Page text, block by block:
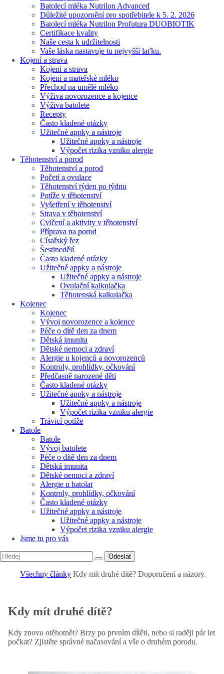
Batolecí mléka Nutrilon Advanced
Důležité upozornění pro spotřebitele k 5. 2. 2026
Batolecí mléka Nutrilon Profutura DUOBIOTIK
Certifikace kvality
Naše cesta k udržitelnosti
Vaše láska nastavuje tu nejvyšší laťku.
Kojení a strava
Kojení a strava
Kojení a mateřské mléko
Přechod na umělé mléko
Výživa novorozence a kojence
Výživa batolete
Recepty
Často kladené otázky
Užitečné appky a nástroje
Užitečné appky a nástroje
Výpočet rizika vzniku alergie
Těhotenství a porod
Těhotenství a porod
Početí a ovulace
Těhotenství týden po týdnu
Potíže v těhotenství
Vyšetření v těhotenství
Strava v těhotenství
Cvičení a aktivity v těhotenství
Příprava na porod
Císařský řez
Šestinedělí
Často kladené otázky
Užitečné appky a nástroje
Užitečné appky a nástroje
Ovulační kalkulačka
Těhotenská kalkulačka
Kojenec
Kojenec
Vývoj novorozence a kojence
Péče o dítě den za dnem
Dětská imunita
Dětské nemoci a zdraví
Alergie u kojenců a novorozenců
Kontroly, prohlídky, očkování
Předčasně narozené děti
Často kladené otázky
Užitečné appky a nástroje
Užitečné appky a nástroje
Výpočet rizika vzniku alergie
Trávicí potíže
Batole
Batole
Vývoj batolete
Péče o dítě den za dnem
Dětská imunita
Dětské nemoci a zdraví
Alergie u batolat
Kontroly, prohlídky, očkování
Často kladené otázky
Užitečné appky a nástroje
Užitečné appky a nástroje
Výpočet rizika vzniku alergie
Jsme tu pro vás
Odeslat
Všechny články Kdy mít druhé dítě? Doporučení a názory.
Kdy mít druhé dítě?
Kdy znovu otěhotnět? Brzy po prvním dítěti, nebo si raději pár let
počkat? Zjistěte správné načasování a vše o druhém porodu.